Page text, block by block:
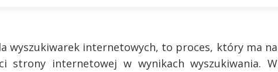
wyszukiwarek internetowych, to proces, który ma na
strony internetowej w wynikach wyszukiwania. W